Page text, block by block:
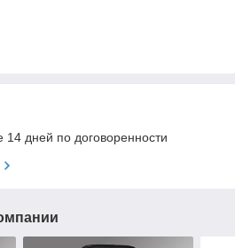
14 дней по договоренности